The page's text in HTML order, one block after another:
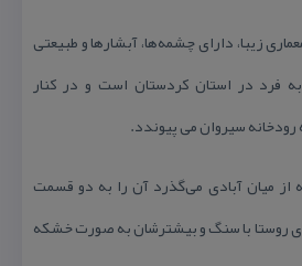
زیبا، دارای چشمه‌ها، آبشارها و طبیعتی
فرد در استان كردستان است و در كنار
رودخانه سیروان می پیوندد.
از میان آبادی می‌گذرد آن را به دو قسمت
روستا با سنگ و بیشترشان به صورت خشكه